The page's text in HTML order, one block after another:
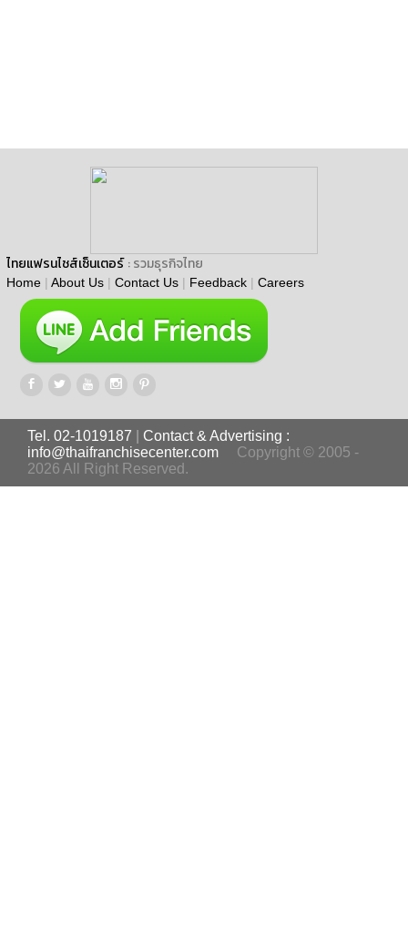
ไทยแฟรนไชส์เซ็นเตอร์ : รวมธุรกิจไทย
Home | About Us | Contact Us | Feedback | Careers
Tel. 02-1019187
Contact & Advertising :
info@thaifranchisecenter.com
Copyright © 2005 -
2026 All Right Reserved.